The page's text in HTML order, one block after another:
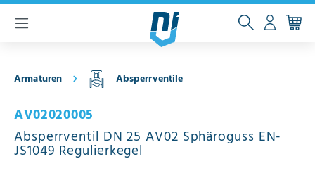
springen
Armaturen Absperrventile
AV02020005
Absperrventil DN 25 AV02 Sphäroguss EN-
JS1049 Regulierkegel